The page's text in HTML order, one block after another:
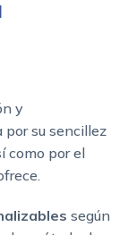
y
por su sencillez
como por el
según